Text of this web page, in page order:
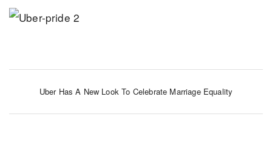
Uber Has A New Look To Celebrate Marriage Equality